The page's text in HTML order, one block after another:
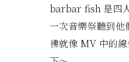
barbar fish 是四
一次音樂祭聽到
彿就像 MV 中的